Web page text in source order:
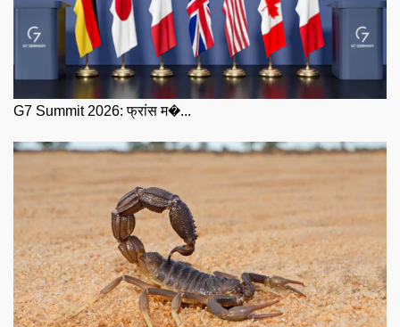
G7 Summit 2026: फ्रांस म�...